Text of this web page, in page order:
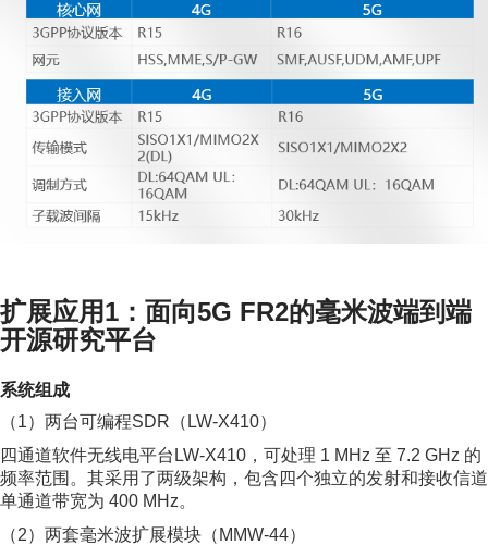
扩展应用1：面向5G FR2的毫米波端到端
开源研究平台
系统组成
（1）两台可编程SDR（LW-X410）
四通道软件无线电平台LW-X410，可处理 1 MHz 至 7.2 GHz 的
频率范围。其采用了两级架构，包含四个独立的发射和接收信道
单通道带宽为 400 MHz。
（2）两套毫米波扩展模块（MMW-44）